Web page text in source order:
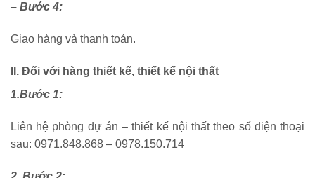
– Bước 4:
Giao hàng và thanh toán.
II. Đối với hàng thiết kế, thiết kế nội thất
1.Bước 1:
Liên hệ phòng dự án – thiết kế nội thất theo số điện thoại
sau: 0971.848.868 – 0978.150.714